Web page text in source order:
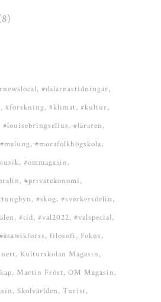
#dalarnastidningar
#forskning #klimat #kultur
#louisebringselius #läraren
#malung #morafolkhögskola
#ommagasin
#privatekonomi
#skog #sverkersörlin
#tid #val2022 #valspecial
#åsawikforss filosofi
Fokus
Kulturskolan Magasin
Martin Fröst OM Magasin
Skolvärlden Turist